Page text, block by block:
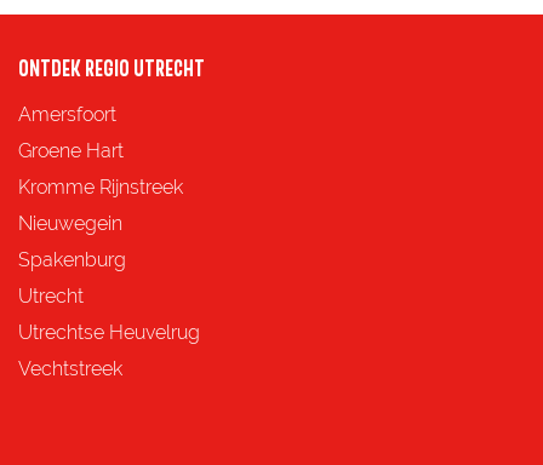
ONTDEK REGIO UTRECHT
Amersfoort
Groene Hart
Kromme Rijnstreek
Nieuwegein
Spakenburg
Utrecht
Utrechtse Heuvelrug
Vechtstreek